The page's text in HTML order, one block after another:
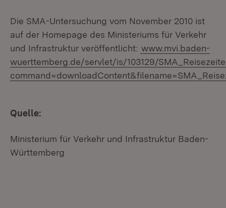
Die SMA-Untersuchung vom November 2010 ist
auf der Homepage des Ministeriums für Verkehr
und Infrastruktur veröffentlicht: www.mvi.baden-
wuerttemberg.de/servlet/is/103129/
Quelle:
Ministerium für Verkehr und Infrastruktur Baden-
Württemberg